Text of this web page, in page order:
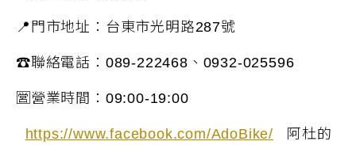
📍門市地址：台東市光明路287號
☎聯絡電話：089-222468、0932-025596
🈺營業時間：09:00-19:00
https://www.facebook.com/AdoBike/ 阿杜的